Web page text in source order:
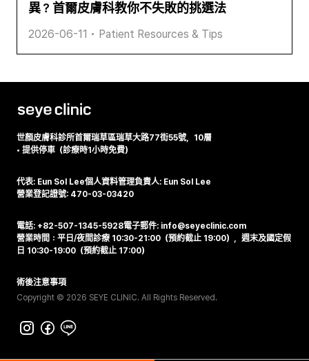
異？首爾皮膚科教你不失敗的挑選法
2026-06-11 • Patient Resources & Tips
世顏皮膚科診所首爾瑞草區瑞草大路77街55號，10層
• 提供停車（診療時1小時免費）
代表: Eun Sol Lee個人資料管理負責人: Eun Sol Lee
營業登記證號: 470-03-03420
電話: +82-507-1345-5928電子郵件: info@seyeclinic.com
營業時間：平日/夜間診療 10:30-21:00（預約截止 19:00），週末及國定假
日 10:30-19:00（預約截止 17:00）
術後注意事項
Copyright © 2026 SEYE CLINIC. All Rights Reserved.